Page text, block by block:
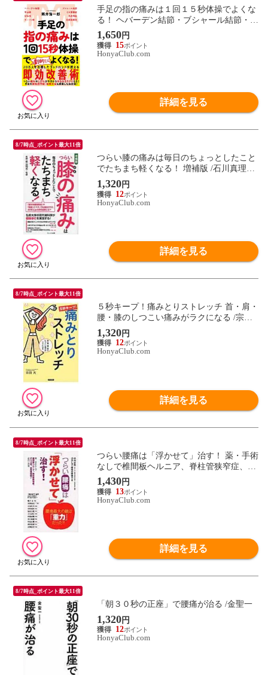
手足の指の痛みは１回１５秒体操でよくな
る！ ヘバーデン結節・ブシャール結節・Ｃ
Ｍ関節症・ばね指・外反母趾・足底筋膜
炎・平山病 /筒井浩一郎
1,650円
15
HonyaClub.com
詳細を見る
8/7時点_ポイント最大11倍
つらい膝の痛みは毎日のちょっとしたこと
でたちまち軽くなる！ 増補版 /石川真理子
前山和宏
1,320円
12
HonyaClub.com
詳細を見る
8/7時点_ポイント最大11倍
５秒キープ！痛みとりストレッチ 首・肩・
腰・膝のしつこい痛みがラクになる /宗田
大
1,320円
12
HonyaClub.com
詳細を見る
8/7時点_ポイント最大11倍
つらい腰痛は「浮かせて」治す！ 薬・手術
なしで椎間板ヘルニア、脊柱管狭窄症、す
べり症、坐骨神経痛が劇的に回復 /中川忠
典 日本ＦＭＴ腰痛治療協
1,430円
13
HonyaClub.com
詳細を見る
8/7時点_ポイント最大11倍
「朝３０秒の正座」で腰痛が治る /金聖一
1,320円
12
HonyaClub.com